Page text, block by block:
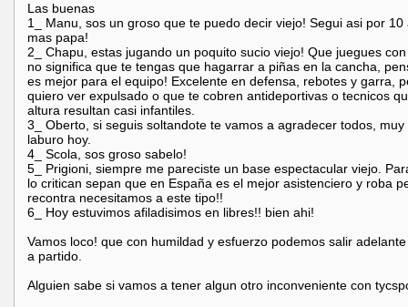
Las buenas
1_ Manu, sos un groso que te puedo decir viejo! Segui asi por 10
mas papa!
2_ Chapu, estas jugando un poquito sucio viejo! Que juegues
no significa que te tengas que hagarrar a piñas en la cancha,
es mejor para el equipo! Excelente en defensa, rebotes y garra,
quiero ver expulsado o que te cobren antideportivas o tecnicos
altura resultan casi infantiles.
3_ Oberto, si seguis soltandote te vamos a agradecer todos, muy
laburo hoy.
4_ Scola, sos groso sabelo!
5_ Prigioni, siempre me pareciste un base espectacular viejo.
lo critican sepan que en España es el mejor asistenciero y roba
recontra necesitamos a este tipo!!
6_ Hoy estuvimos afiladisimos en libres!! bien ahi!
Vamos loco! que con humildad y esfuerzo podemos salir
a partido.
Alguien sabe si vamos a tener algun otro inconveniente con